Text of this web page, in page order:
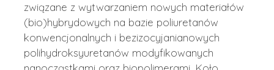
związane z wytwarzaniem nowych materiałów
(bio)hybrydowych na bazie poliuretanów
konwencjonalnych i bezizocyjanianowych
polihydroksyuretanów modyfikowanych